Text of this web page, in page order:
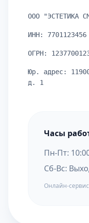
ООО "ЭСТЕТИКА
ИНН: 7701123456
ОГРН:
Юр. адрес:
д. 1
Часы
Пн-Пт:
Сб-Вс:
Онлайн-сервис